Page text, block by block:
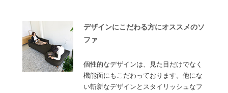
デザインにこだわる方にオススメのソ
ファ
個性的なデザインは、見た目だけでなく
機能面にもこだわっております。他にな
い斬新なデザインとスタイリッシュなフ